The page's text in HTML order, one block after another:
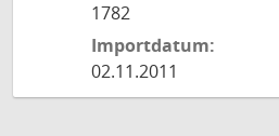
1782
Importdatum:
02.11.2011